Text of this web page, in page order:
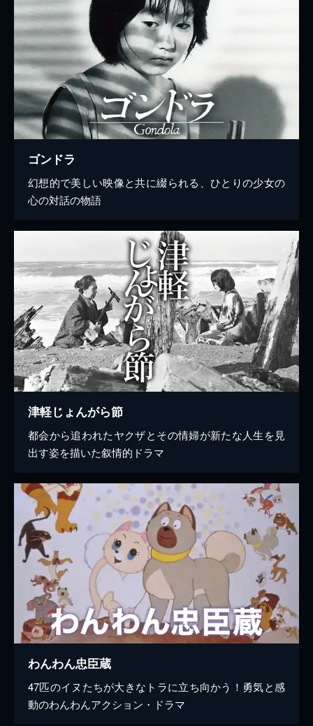
ゴンドラ
幻想的で美しい映像と共に綴られる、ひとりの少女の
心の対話の物語
津軽じょんがら節
都会から追われたヤクザとその情婦が新たな人生を見
出す姿を描いた叙情的ドラマ
わんわん忠臣蔵
47匹のイヌたちが大きなトラに立ち向かう！勇気と感
動のわんわんアクション・ドラマ